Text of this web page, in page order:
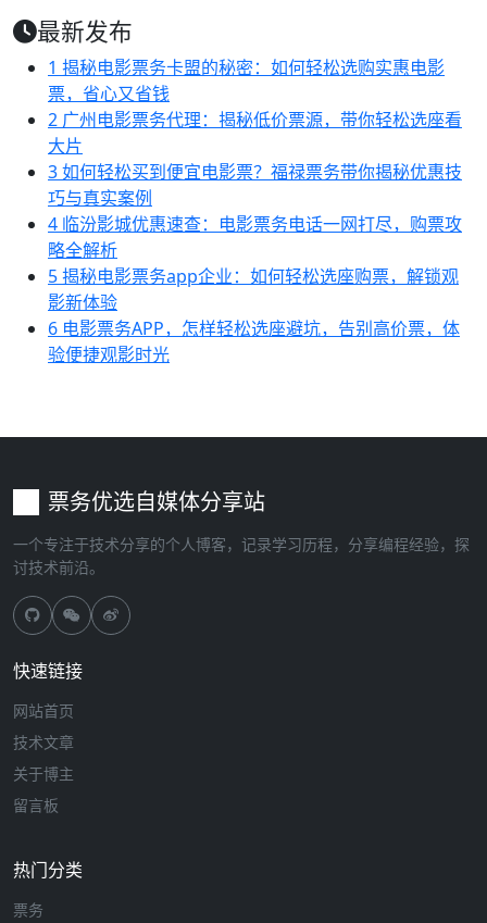
最新发布
1 揭秘电影票务卡盟的秘密：如何轻松选购实惠电影
票，省心又省钱
2 广州电影票务代理：揭秘低价票源，带你轻松选座看
大片
3如何轻松买到便宜电影票？福禄票务带你揭秘优惠技
巧与真实案例
4 临汾影城优惠速查：电影票务电话一网打尽，购票攻
略全解析
5揭秘电影票务app企业：如何轻松选座购票，解锁观
影新体验
6 电影票务APP，怎样轻松选座避坑，告别高价票，体
验便捷观影时光
票务优选自媒体分享站
一个专注于技术分享的个人博客，记录学习历程，分享编程经验，探
讨技术前沿。
快速链接
网站首页
技术文章
关于博主
留言板
热门分类
票务